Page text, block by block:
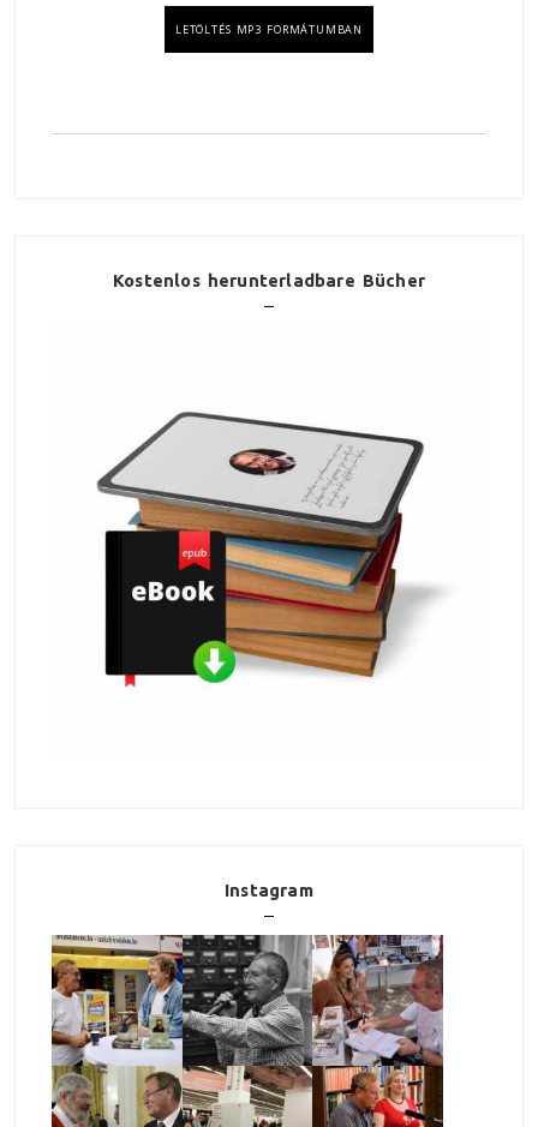
LETÖLTÉS MP3 FORMÁTUMBAN
Kostenlos herunterladbare Bücher
Instagram